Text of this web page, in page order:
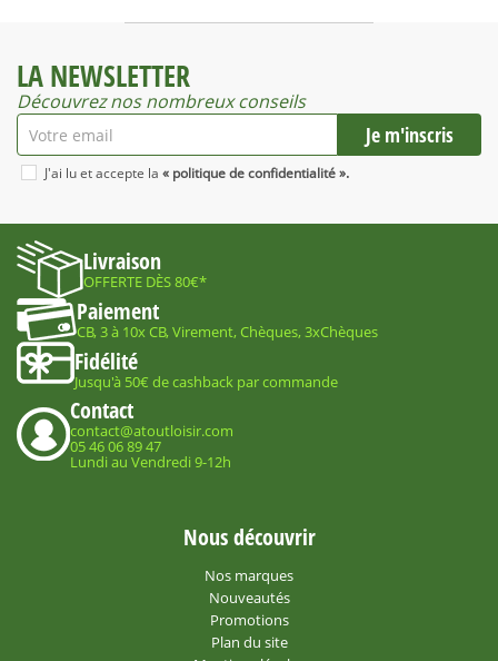
LA NEWSLETTER
Découvrez nos nombreux conseils
J'ai lu et accepte la « politique de confidentialité ».
Livraison
OFFERTE DÈS 80€*
Paiement
CB, 3 à 10x CB, Virement, Chèques, 3xChèques
Fidélité
Jusqu'à 50€ de cashback par commande
Contact
contact@atoutloisir.com
05 46 06 89 47
Lundi au Vendredi 9-12h
Nous découvrir
Nos marques
Nouveautés
Promotions
Plan du site